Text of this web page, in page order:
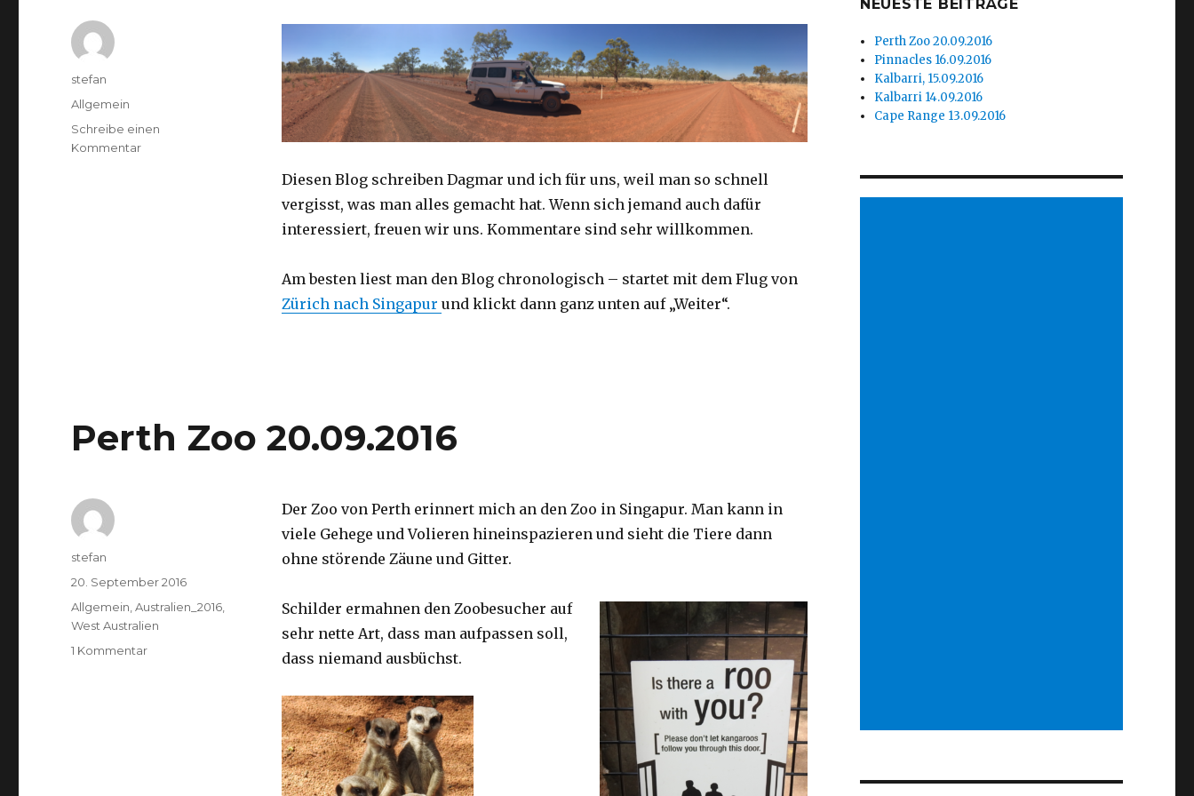
Diesen Blog schreiben Dagmar und ich für uns, weil man so schnell
vergisst, was man alles gemacht hat. Wenn sich jemand auch dafür
interessiert, freuen wir uns. Kommentare sind sehr willkommen.
Am besten liest man den Blog chronologisch – startet mit dem Flug von
Zürich nach Singapur und klickt dann ganz unten auf „Weiter“.
Autor
stefan
Kategorien
Allgemein
Schreibe einen
Kommentarzu
Perth Zoo 20.09.2016
Der Zoo von Perth erinnert mich an den Zoo in Singapur. Man kann in
viele Gehege und Volieren hineinspazieren und sieht die Tiere dann
ohne störende Zäune und Gitter.
Schilder ermahnen den Zoobesucher auf
sehr nette Art, dass man aufpassen soll,
dass niemand ausbüchst.
Autor
stefan
Veröffentlicht
am
20. September 2016
Kategorien
Allgemein,Australien_2016,
West Australien
1 Kommentarzu
NEUESTE BEITRÄGE
Perth Zoo 20.09.2016
Pinnacles 16.09.2016
Kalbarri, 15.09.2016
Kalbarri 14.09.2016
Cape Range 13.09.2016